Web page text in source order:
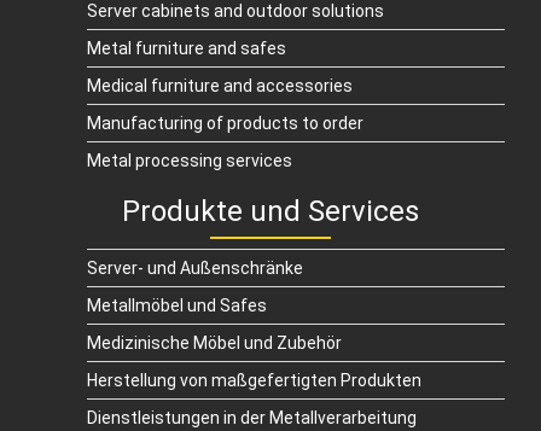
Server cabinets and outdoor solutions
Metal furniture and safes
Medical furniture and accessories
Manufacturing of products to order
Metal processing services
Produkte und Services
Server- und Außenschränke
Metallmöbel und Safes
Medizinische Möbel und Zubehör
Herstellung von maßgefertigten Produkten
Dienstleistungen in der Metallverarbeitung